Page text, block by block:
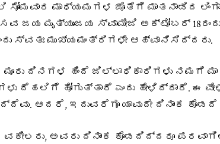
ಮಾಧ್ಯಮಗಳ ಜೊತೆಗೆ ಮಾತನಾಡಿದ
ಜಯ ಮೃತ್ಯುಂಜಯ ಸ್ವಾಮೀಜಿ ಅಕ್ಟೋಬರ್
ಸ್ವತಃ ಮುಖ್ಯಮಂತ್ರಿಗಳೇ ಆಹ್ವಾನಿಸಿದ್ದರು.
ದಿನಗಳ ಹಿಂದೆ ಜಿಲ್ಲಾಧಿಕಾರಿಗಳು ನಮಗೆ
ದೆಹಲಿಗೆ ಹೋಗುತ್ತಾರೆ ಎಂದು ಹೇಳಿದ್ದಾರೆ.‌ ಈ ವೇಳೆ
ಆದರೆ, ಇದುವರೆಗೂ ಯಾವುದೇ ದಿನಾಂಕ
ಅವರು ದಿನಾಂಕ ಕೊಡದಿದ್ದರೂ